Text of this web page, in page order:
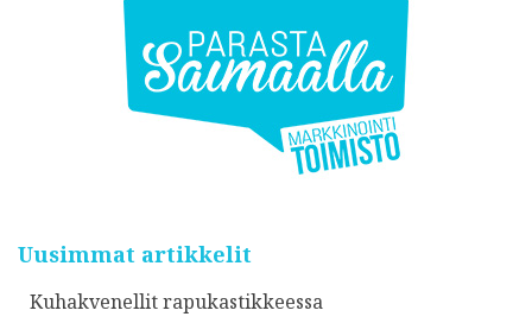
Uusimmat artikkelit
Kuhakvenellit rapukastikkeessa